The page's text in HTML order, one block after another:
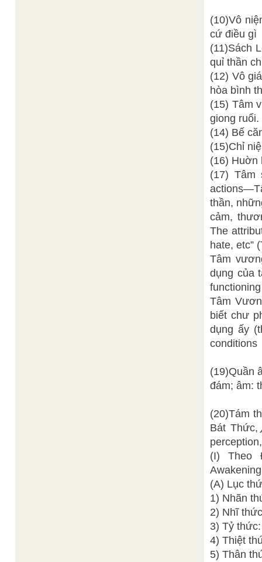
(10)Vô
cứ điều gì
(11)Sách
quỉ thần
(12) Vô
hòa bình
(15) Tâm
giong ruổi.
(14) Bế
(15)Chỉ
(16) Huờn
(17) Tâm
thần,
cảm,
The
hate, etc”
Tâm
dụng của
Tâm
biết chư
dụng ấy
conditions
(19)Quần
đám; âm:
(20)Tám
Bát
(I) Theo
(A) Lục
1) Nhãn
2) Nhĩ
3) Tỷ
4) Thiệt
5) Thân